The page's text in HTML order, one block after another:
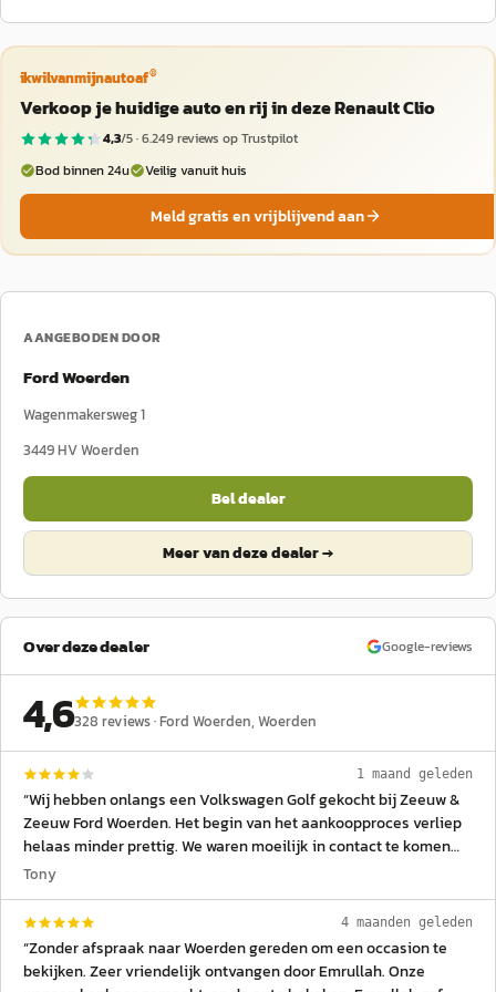
ikwilvanmijnautoaf®
Verkoop je huidige auto en rij in deze Renault Clio
4,3/5 ·6.249reviews op Trustpilot
Bod binnen 24u
Veilig vanuit huis
Meld gratis en vrijblijvend aan
AANGEBODEN DOOR
Ford Woerden
Wagenmakersweg 1
3449 HVWoerden
Bel dealer
Meer van deze dealer →
Over deze dealer Google-reviews
4,6328 reviews ·Ford Woerden, Woerden
1 maand geleden
“Wij hebben onlangs een Volkswagen Golf gekocht bij Zeeuw &
Zeeuw Ford Woerden. Het begin van het aankoopproces verliep
helaas minder prettig. We waren moeilijk in contact te komen
met de vestiging en onze eerste contactpersoon, kwam
weinig vertrouwen. Nadat ik hierover een klacht per e-mail had
gestuurd, nam Damian van Dijk al binnen enkele uren contact
met ons op. Hij heeft het dossier direct overgenomen en vanaf
dat moment verliep alles zoals je van een dealer mag
Tony
4 maanden geleden
“Zonder afspraak naar Woerden gereden om een occasion te
bekijken. Zeer vriendelijk ontvangen door Emrullah. Onze